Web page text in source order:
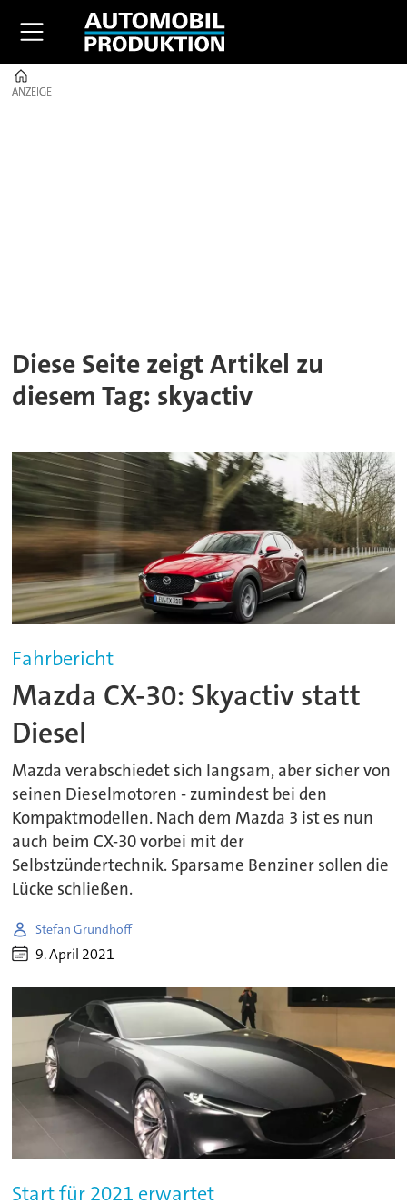
ANZEIGE
ANZEIGE
Diese Seite zeigt Artikel zu
diesem Tag: skyactiv
Fahrbericht
Mazda CX-30: Skyactiv statt
Diesel
Mazda verabschiedet sich langsam, aber sicher von
seinen Dieselmotoren - zumindest bei den
Kompaktmodellen. Nach dem Mazda 3 ist es nun
auch beim CX-30 vorbei mit der
Selbstzündertechnik. Sparsame Benziner sollen die
Lücke schließen.
Stefan Grundhoff
9. April 2021
Start für 2021 erwartet